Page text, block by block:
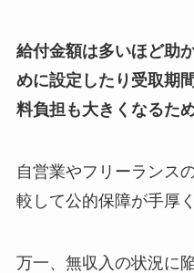
給付金額は多いほど助
めに設定したり受取期
料負担も大きくなるた
自営業やフリーランス
較して公的保障が手厚
万一、無収入の状況に